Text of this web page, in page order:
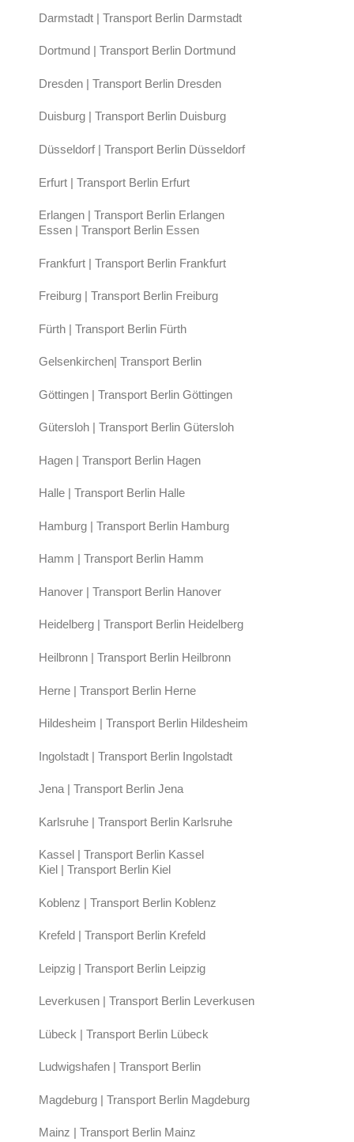
Darmstadt | Transport Berlin Darmstadt
Dortmund | Transport Berlin Dortmund
Dresden | Transport Berlin Dresden
Duisburg | Transport Berlin Duisburg
Düsseldorf | Transport Berlin Düsseldorf
Erfurt | Transport Berlin Erfurt
Erlangen | Transport Berlin Erlangen
Essen | Transport Berlin Essen
Frankfurt | Transport Berlin Frankfurt
Freiburg | Transport Berlin Freiburg
Fürth | Transport Berlin Fürth
Gelsenkirchen| Transport Berlin
Göttingen | Transport Berlin Göttingen
Gütersloh | Transport Berlin Gütersloh
Hagen | Transport Berlin Hagen
Halle | Transport Berlin Halle
Hamburg | Transport Berlin Hamburg
Hamm | Transport Berlin Hamm
Hanover | Transport Berlin Hanover
Heidelberg | Transport Berlin Heidelberg
Heilbronn | Transport Berlin Heilbronn
Herne | Transport Berlin Herne
Hildesheim | Transport Berlin Hildesheim
Ingolstadt | Transport Berlin Ingolstadt
Jena | Transport Berlin Jena
Karlsruhe | Transport Berlin Karlsruhe
Kassel | Transport Berlin Kassel
Kiel | Transport Berlin Kiel
Koblenz | Transport Berlin Koblenz
Krefeld | Transport Berlin Krefeld
Leipzig | Transport Berlin Leipzig
Leverkusen | Transport Berlin Leverkusen
Lübeck | Transport Berlin Lübeck
Ludwigshafen | Transport Berlin
Magdeburg | Transport Berlin Magdeburg
Mainz | Transport Berlin Mainz